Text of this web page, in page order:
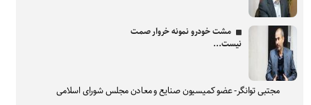
مشت خودرو نمونه خروار صمت
نیست...
مجتبی توانگر- عضو کمیسیون صنایع و معادن مجلس شورای اسلامی